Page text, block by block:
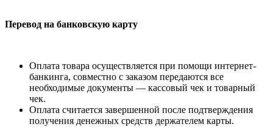
Перевод на банковскую карту
Оплата товара осуществляется при помощи интернет-
банкинга, совместно с заказом передаются все
необходимые документы — кассовый чек и товарный
чек.
Оплата считается завершенной после подтверждения
получения денежных средств держателем карты.